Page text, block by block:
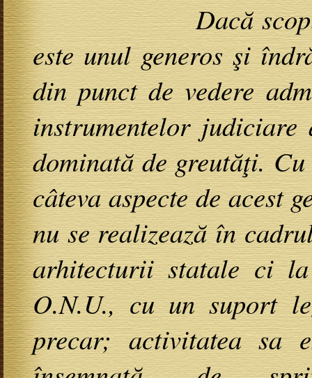
Dacă scopul
este unul generos şi
din punct de vedere
instrumentelor judiciare
dominată de greutăţi.
câteva aspecte de acest
nu se realizează în
arhitecturii statale ci
O.N.U., cu un suport
precar; activitatea sa